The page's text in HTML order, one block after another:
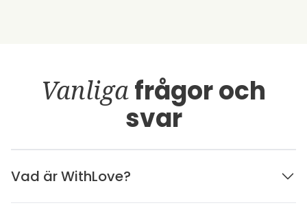
Vanligafrågor och
svar
Vad är WithLove?